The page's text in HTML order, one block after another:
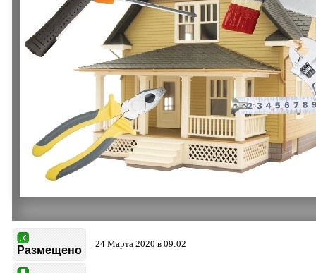
Размещено
24 Марта 2020 в 09:02